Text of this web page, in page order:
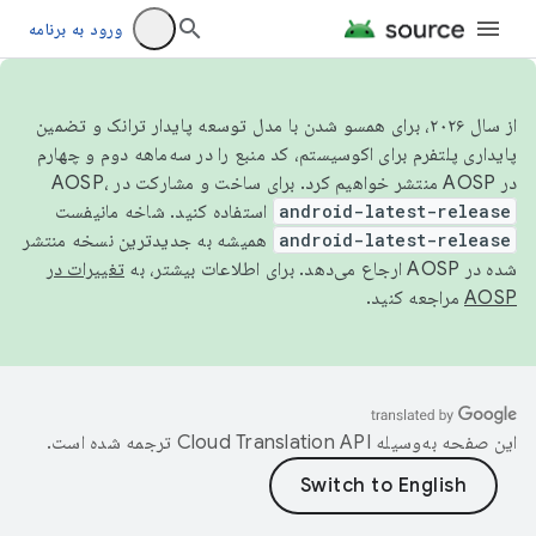
ورود به برنامه
از سال ۲۰۲۶، برای همسو شدن با مدل توسعه پایدار ترانک و تضمین
پایداری پلتفرم برای اکوسیستم، کد منبع را در سه‌ماهه دوم و چهارم
در AOSP منتشر خواهیم کرد. برای ساخت و مشارکت در AOSP،
android-latest-release استفاده کنید. شاخه مانیفست
android-latest-release
همیشه به جدیدترین نسخه منتشر
شده در AOSP ارجاع می‌دهد. برای اطلاعات بیشتر، به
تغییرات در
AOSP مراجعه کنید.
این صفحه به‌وسیله ترجمه شده است.